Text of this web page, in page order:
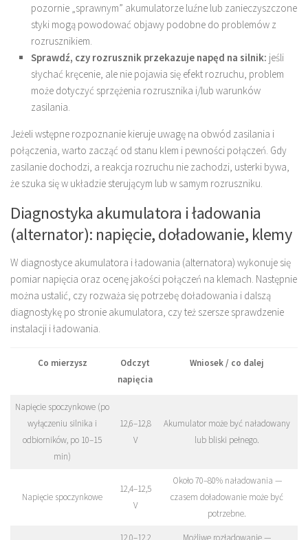
pozornie „sprawnym” akumulatorze luźne lub zanieczyszczone
styki mogą powodować objawy podobne do problemów z
rozrusznikiem.
Sprawdź, czy rozrusznik przekazuje napęd na silnik: jeśli
słychać kręcenie, ale nie pojawia się efekt rozruchu, problem
może dotyczyć sprzężenia rozrusznika i/lub warunków
zasilania.
Jeżeli wstępne rozpoznanie kieruje uwagę na obwód zasilania i
połączenia, warto zacząć od stanu klem i pewności połączeń. Gdy
zasilanie dochodzi, a reakcja rozruchu nie zachodzi, usterki bywa,
że szuka się w układzie sterującym lub w samym rozruszniku.
Diagnostyka akumulatora i ładowania
(alternator): napięcie, doładowanie, klemy
W diagnostyce akumulatora i ładowania (alternatora) wykonuje się
pomiar napięcia oraz ocenę jakości połączeń na klemach. Następnie
można ustalić, czy rozważa się potrzebę doładowania i dalszą
diagnostykę po stronie akumulatora, czy też szersze sprawdzenie
instalacji i ładowania.
Co mierzysz
Odczyt
napięcia
Wniosek / co dalej
Napięcie spoczynkowe (po
wyłączeniu silnika i
odbiorników, po 10–15
min)
12,6–12,8
V
Akumulator może być naładowany
lub bliski pełnego.
Napięcie spoczynkowe
12,4–12,5
V
Około 70–80% naładowania —
czasem doładowanie może być
potrzebne.
12,0–12,2 Możliwe rozładowanie —